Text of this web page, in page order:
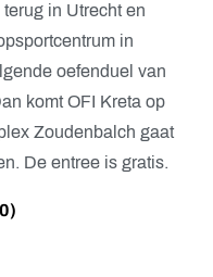
in Utrecht en
in
oefenduel van
komt OFI Kreta op
Zoudenbalch gaat
De entree is gratis.